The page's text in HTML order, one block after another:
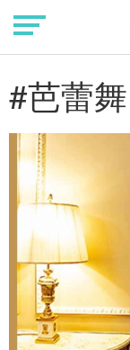
#芭蕾舞